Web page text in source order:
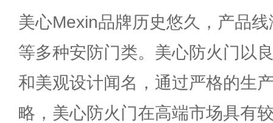
美心Mexin品牌历史悠久，产品
等多种安防门类。美心防火门以
和美观设计闻名，通过严格的生
略，美心防火门在高端市场具有